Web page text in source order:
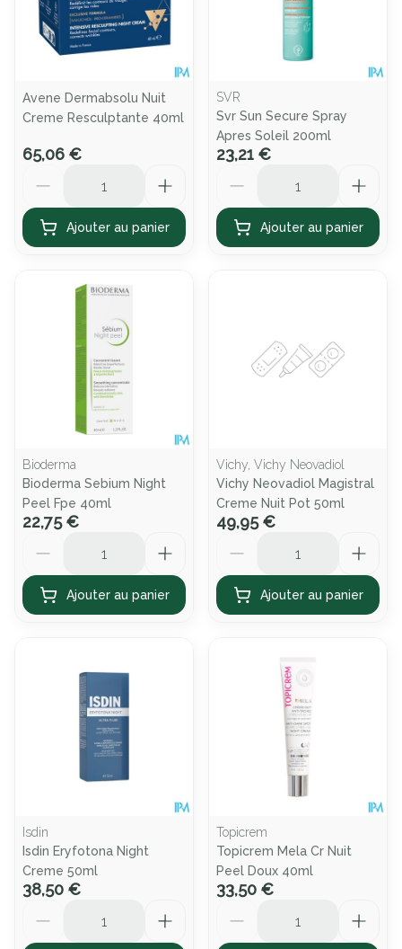
Avene Dermabsolu Nuit
Creme Resculptante 40ml
65,06 €
Ajouter au panier
SVR
Svr Sun Secure Spray
Apres Soleil 200ml
23,21 €
Ajouter au panier
Bioderma
Bioderma Sebium Night
Peel Fpe 40ml
22,75 €
Ajouter au panier
Vichy, Vichy Neovadiol
Vichy Neovadiol Magistral
Creme Nuit Pot 50ml
49,95 €
Ajouter au panier
Isdin
Isdin Eryfotona Night
Creme 50ml
38,50 €
Topicrem
Topicrem Mela Cr Nuit
Peel Doux 40ml
33,50 €